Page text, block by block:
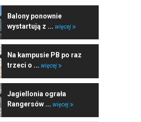
Balony ponownie
wystartują z ... więcej
Na kampusie PB po raz
trzeci o ... więcej
Jagiellonia ograła
Rangersów ... więcej